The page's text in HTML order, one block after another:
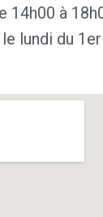
14h00 à
lundi du